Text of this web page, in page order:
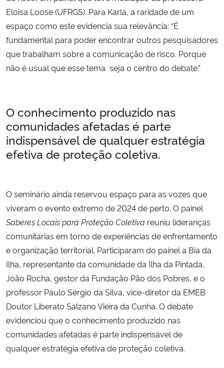
Eloisa Loose (UFRGS). Para Karla, a raridade de um
espaço como este evidencia sua relevância: “É
fundamental para poder encontrar outros pesquisadores
que trabalham sobre a comunicação de risco. Porque
não é usual que esse tema seja o centro do debate.”
O conhecimento produzido nas
comunidades afetadas é parte
indispensável de qualquer estratégia
efetiva de proteção coletiva.
O seminário ainda reservou espaço para as vozes que
viveram o evento extremo de 2024 de perto. O painel
Saberes Locais para Proteção Coletiva reuniu lideranças
comunitárias em torno de experiências de enfrentamento
e organização territorial. Participaram do painel a Bia da
Ilha, representante da comunidade da Ilha da Pintada,
João Rocha, gestor da Fundação Pão dos Pobres, e o
professor Paulo Sérgio da Silva, vice-diretor da EMEB
Doutor Liberato Salzano Vieira da Cunha. O debate
evidenciou que o conhecimento produzido nas
comunidades afetadas é parte indispensável de
qualquer estratégia efetiva de proteção coletiva.